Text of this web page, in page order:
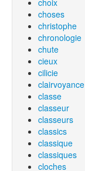
choix
choses
christophe
chronologie
chute
cieux
cilicie
clairvoyance
classe
classeur
classeurs
classics
classique
classiques
cloches